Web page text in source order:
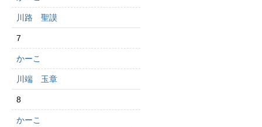
川路 聖謨
7
かーこ
川端 玉章
8
かーこ